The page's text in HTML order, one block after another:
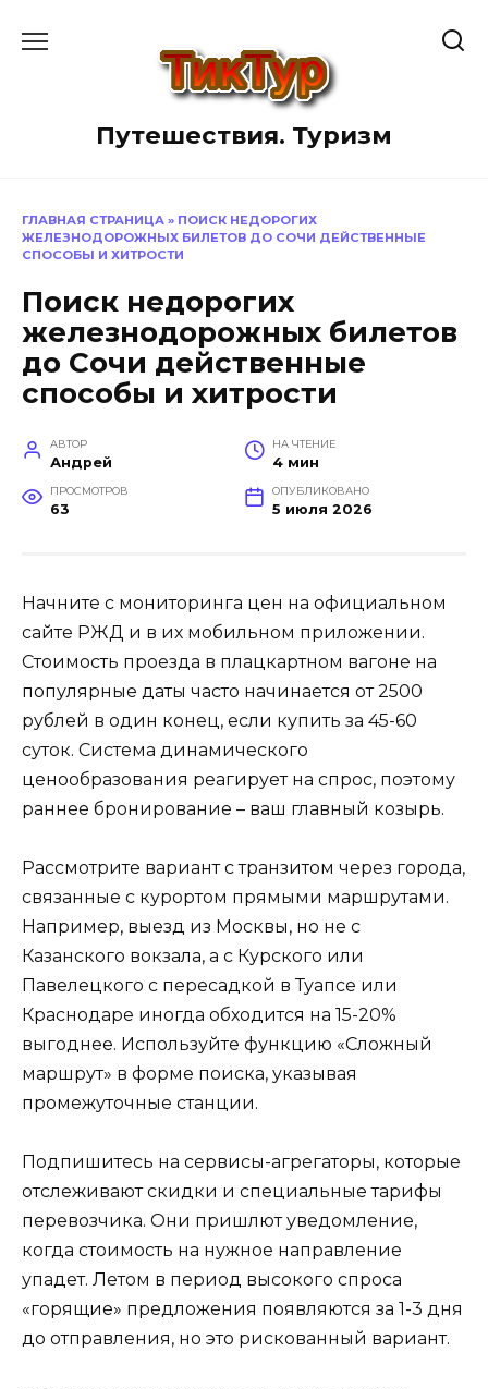
Путешествия. Туризм
ГЛАВНАЯ СТРАНИЦА » ПОИСК НЕДОРОГИХ
ЖЕЛЕЗНОДОРОЖНЫХ БИЛЕТОВ ДО СОЧИ ДЕЙСТВЕННЫЕ
СПОСОБЫ И ХИТРОСТИ
Поиск недорогих
железнодорожных билетов
до Сочи действенные
способы и хитрости
АВТОР
Андрей
НА ЧТЕНИЕ
4 мин
ПРОСМОТРОВ
63
ОПУБЛИКОВАНО
5 июля 2026
Начните с мониторинга цен на официальном
сайте РЖД и в их мобильном приложении.
Стоимость проезда в плацкартном вагоне на
популярные даты часто начинается от 2500
рублей в один конец, если купить за 45-60
суток. Система динамического
ценообразования реагирует на спрос, поэтому
раннее бронирование – ваш главный козырь.
Рассмотрите вариант с транзитом через города,
связанные с курортом прямыми маршрутами.
Например, выезд из Москвы, но не с
Казанского вокзала, а с Курского или
Павелецкого с пересадкой в Туапсе или
Краснодаре иногда обходится на 15-20%
выгоднее. Используйте функцию «Сложный
маршрут» в форме поиска, указывая
промежуточные станции.
Подпишитесь на сервисы-агрегаторы, которые
отслеживают скидки и специальные тарифы
перевозчика. Они пришлют уведомление,
когда стоимость на нужное направление
упадет. Летом в период высокого спроса
«горящие» предложения появляются за 1-3 дня
до отправления, но это рискованный вариант.